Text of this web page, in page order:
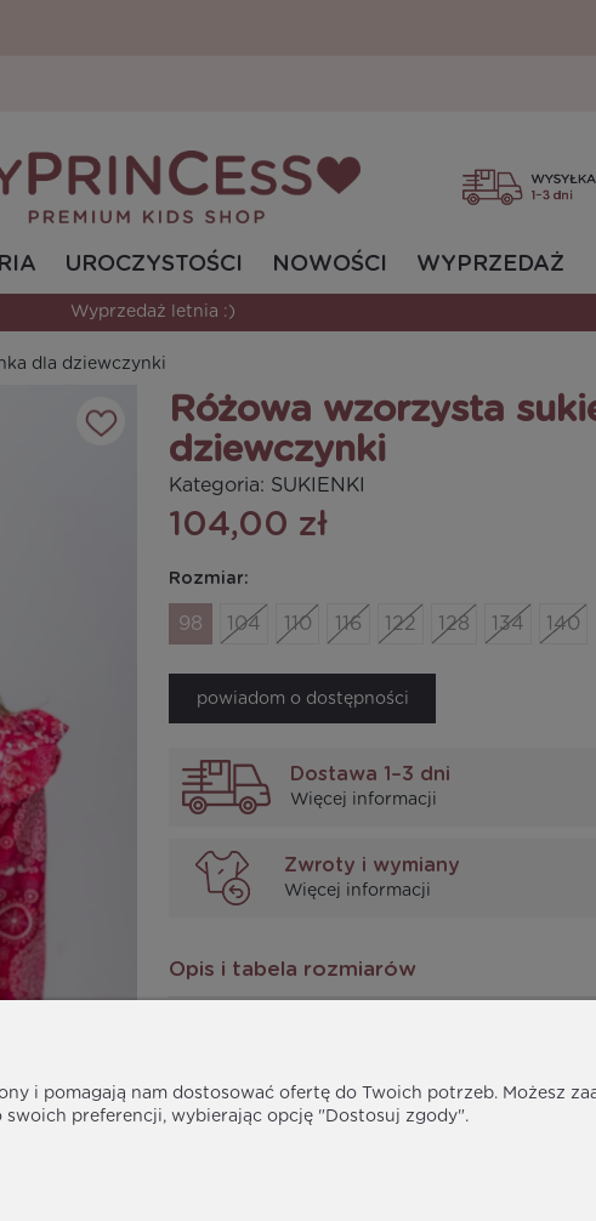
UROCZYSTOŚCI NOWOŚCI WYPRZEDAŻ
Wyprzedaż letnia :)
dla dziewczynki
Różowa wzorzysta
dziewczynki
Kategoria: SUKIENKI
104,00 zł
Rozmiar:
98 104 110 116 122 128 134 140
powiadom o dostępności
Dostawa 1–3 dni
Więcej informacji
Zwroty i wymiany
Więcej informacji
Opis i tabela rozmiarów
jest naprawdę wyjątkowa. Oryginalny wzór
poczuje się w niej naprawdę wyjątkowo.
i pomagają nam dostosować ofertę do Twoich potrzeb. Możesz
preferencji, wybierając opcję "Dostosuj zgody".